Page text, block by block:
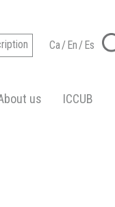
Ca/En/Es
us ICCUB